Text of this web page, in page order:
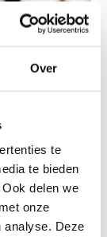
Over
te
te bieden
delen we
onze
analyse. Deze
voor het
graag
en waarom